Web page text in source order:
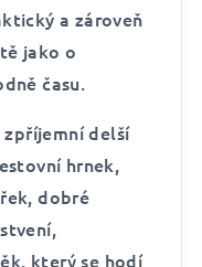
a zároveň
jako o
času.
delší
hrnek,
dobré
který se hodí